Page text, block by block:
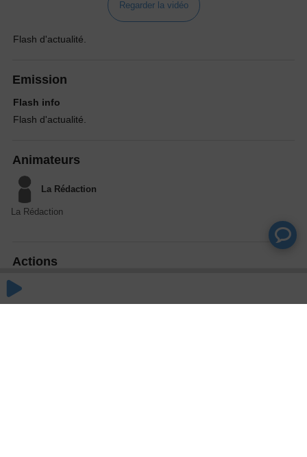
Regarder la vidéo
Flash d'actualité.
Emission
Flash info
Flash d'actualité.
Animateurs
La Rédaction
La Rédaction
Actions